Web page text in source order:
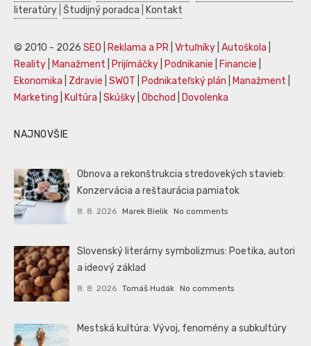
literatúry Študijný poradca Kontakt
© 2010 - 2026 SEO Reklama a PR Vrtuľníky Autoškola
Reality
Manažment Prijímáčky Podnikanie Financie
Ekonomika
Zdravie SWOT Podnikateľský plán Manažment
Marketing
Kultúra Skúšky Obchod Dovolenka
NAJNOVŠIE
Obnova a rekonštrukcia stredovekých stavieb:
Konzervácia a reštaurácia pamiatok
8. 8. 2026 Marek Bielik No comments
Slovenský literárny symbolizmus: Poetika, autori
a ideový základ
8. 8. 2026 Tomáš Hudák No comments
Mestská kultúra: Vývoj, fenomény a subkultúry